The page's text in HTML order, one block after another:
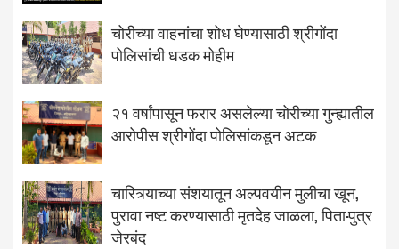
चोरीच्या वाहनांचा शोध घेण्यासाठी श्रीगोंदा
पोलिसांची धडक मोहीम
२१ वर्षांपासून फरार असलेल्या चोरीच्या गुन्ह्यातील
आरोपीस श्रीगोंदा पोलिसांकडून अटक
चारित्र्याच्या संशयातून अल्पवयीन मुलीचा खून,
पुरावा नष्ट करण्यासाठी मृतदेह जाळला, पिता-पुत्र
जेरबंद